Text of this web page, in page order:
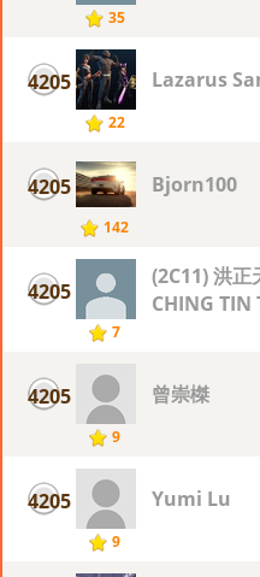
35
4205
22
Lazarus
4205
142
Bjorn100
4205
7
(2C11) 洪正
CHING TIN
4205
9
曾崇榤
4205
9
Yumi Lu